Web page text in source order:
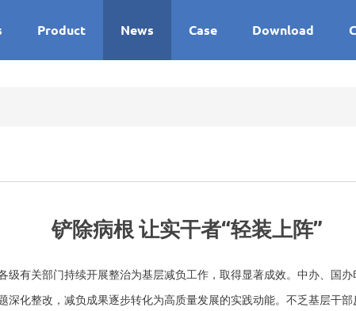
Product News Case Download
铲除病根 让实干者“轻装上阵”
有关部门持续开展整治为基层减负工作，取得显著成效。中办、国办
深化整改，减负成果逐步转化为高质量发展的实践动能。不乏基层干